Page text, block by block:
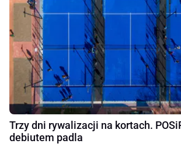
Trzy dni rywalizacji na kortach.
debiutem padla